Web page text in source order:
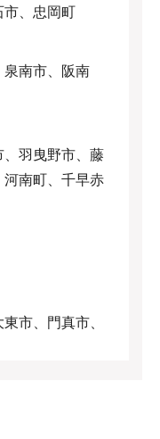
市、忠岡町
泉南市、阪南
羽曳野市、藤
南町、千早赤
市、門真市、